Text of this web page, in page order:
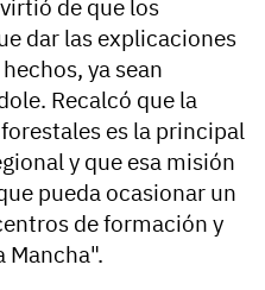
de que los
dar las explicaciones
ya sean
Recalcó que la
es la principal
y que esa misión
pueda ocasionar un
de formación y
Mancha".